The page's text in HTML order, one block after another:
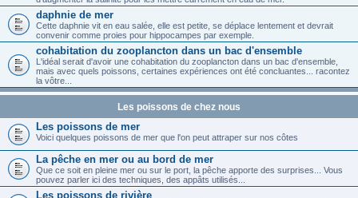
daphnie de mer
Cette daphnie vit en eau salée, elle est petite, se déplace lentement et devrait
convenir comme proies pour hippocampes par exemple.
cohabitation du zooplancton dans un bac d'ensemble
L'idéal serait d'avoir une cohabitation du zooplancton dans un bac d'ensemble,
mais avec quels poissons, certaines expériences ont été concluantes... racontez
la vôtre...
Les poissons de chez nous
Les poissons de mer
Voici quelques poissons de mer que l'on peut attraper sur nos côtes
La pêche en mer ou au bord de mer
Que ce soit en pleine mer ou sur le port, la pêche apporte des surprises... Vous
pouvez parler ici des techniques, des appâts utilisés...
Les poissons de rivière